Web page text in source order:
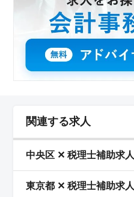
関連する求人
中央区 ✕ 税理士補助求人
東京都 ✕ 税理士補助求人